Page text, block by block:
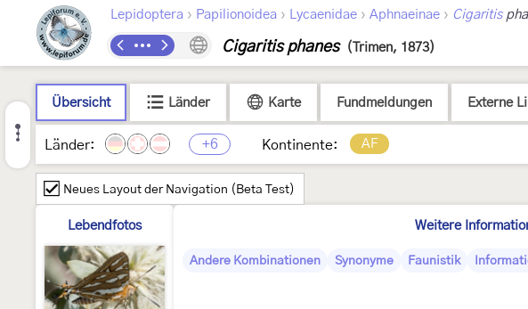
Lepidoptera › Papilionoidea › Lycaenidae › Aphnaeinae › Cigaritis
Cigaritis phanes (Trimen, 1873)
Übersicht Länder Karte Fundmeldungen Externe
Länder: +6 Kontinente: AF
Neues Layout der Navigation (Beta Test)
Lebendfotos Weitere
Andere Kombinationen Synonyme Faunistik